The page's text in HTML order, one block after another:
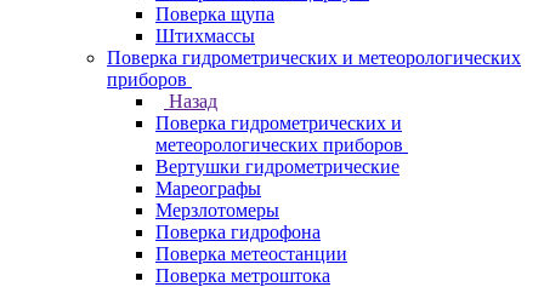
Поверка щупа
Штихмассы
Поверка гидрометрических и метеорологических
приборов
Назад
Поверка гидрометрических и
метеорологических приборов
Вертушки гидрометрические
Мареографы
Мерзлотомеры
Поверка гидрофона
Поверка метеостанции
Поверка метроштока